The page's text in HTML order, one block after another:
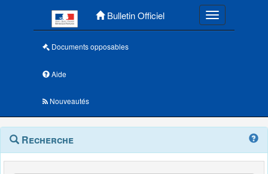
Bulletin Officiel Toggle
Documents opposables
Aide
Nouveautés
Navigation
outils
Menu
contextuel
Recherche